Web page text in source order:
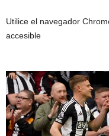
Utilice el navegador
accesible